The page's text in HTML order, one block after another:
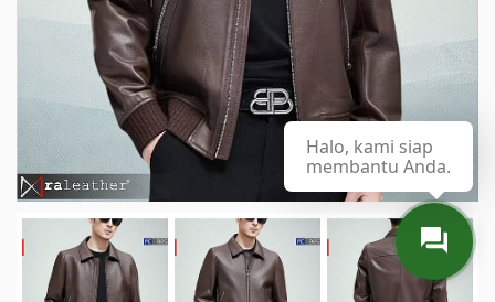
Halo, kami siap
membantu Anda.